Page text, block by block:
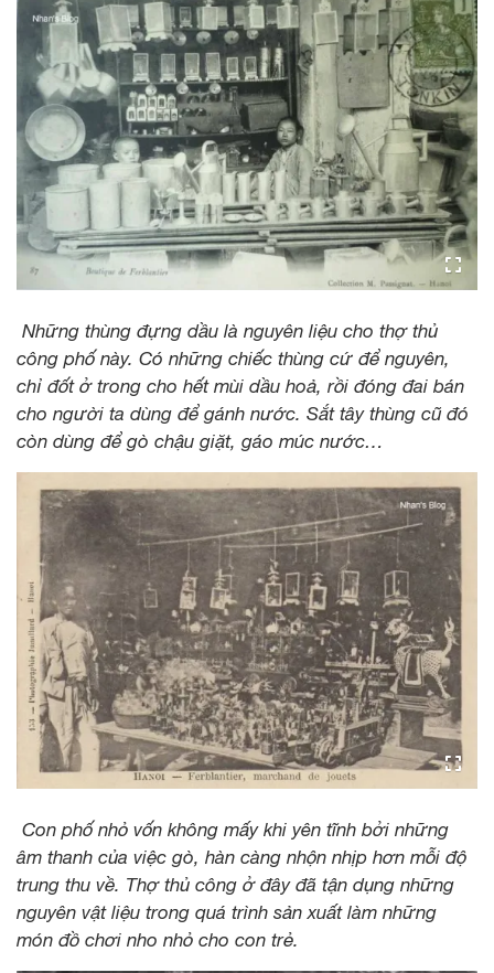
Những thùng đựng dầu là nguyên liệu cho thợ thủ
công phố này. Có những chiếc thùng cứ để nguyên,
chỉ đốt ở trong cho hết mùi dầu hoả, rồi đóng đai bán
cho người ta dùng để gánh nước. Sắt tây thùng cũ đó
còn dùng để gò chậu giặt, gáo múc nước…
Con phố nhỏ vốn không mấy khi yên tĩnh bởi những
âm thanh của việc gò, hàn càng nhộn nhịp hơn mỗi độ
trung thu về. Thợ thủ công ở đây đã tận dụng những
nguyên vật liệu trong quá trình sản xuất làm những
món đồ chơi nho nhỏ cho con trẻ.